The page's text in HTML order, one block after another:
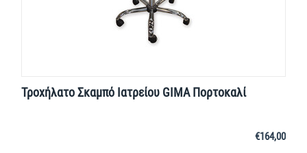
Τροχήλατο Σκαμπό Ιατρείου GIMA Πορτοκαλί
€164,00